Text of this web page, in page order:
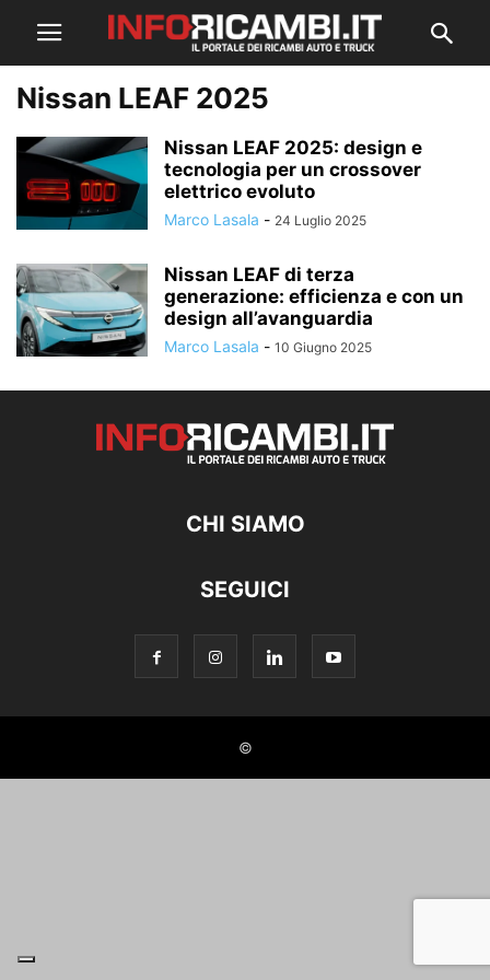
Nissan LEAF 2025
Nissan LEAF 2025: design e
tecnologia per un crossover
elettrico evoluto
Marco Lasala - 24 Luglio 2025
Nissan LEAF di terza
generazione: efficienza e con un
design all’avanguardia
Marco Lasala - 10 Giugno 2025
CHI SIAMO
SEGUICI
©